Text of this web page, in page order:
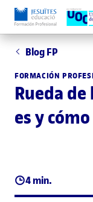
Blog FP
FORMACIÓN
Rueda
es y
4 min.